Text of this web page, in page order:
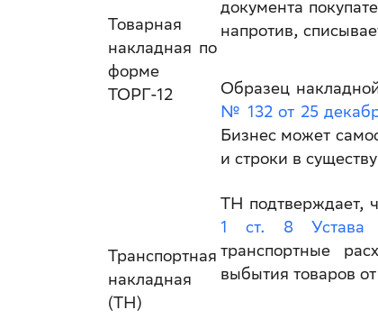
Товарная
накладная по
форме
ТОРГ-12
документа
напротив,
Образец
№ 132 от 25
Бизнес может
и строки в
Транспортная
накладная
(ТН)
ТН подтверждает,
1 ст. 8 Устава
транспортные
выбытия товаров